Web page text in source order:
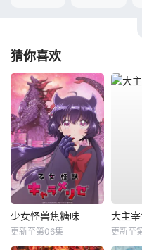
猜你喜欢
少女怪兽焦糖味
更新至第06集
大主
更新至